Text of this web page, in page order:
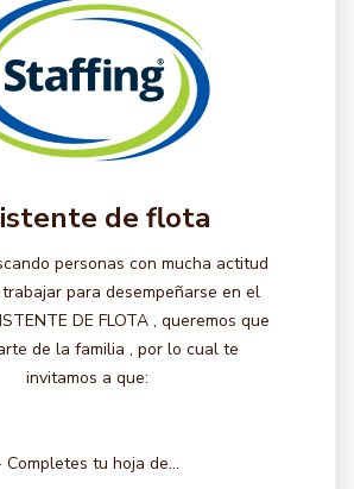
de flota
personas con mucha actitud
para desempeñarse en el
DE FLOTA , queremos que
de la familia , por lo cual te
invitamos a que:
Completes tu hoja de...